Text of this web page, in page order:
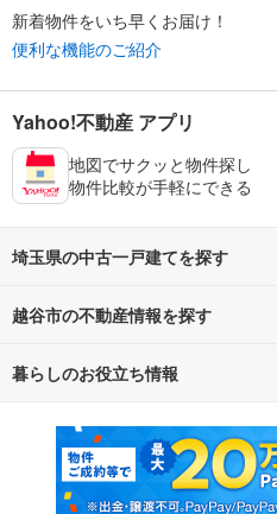
新着物件をいち早くお届け！
便利な機能のご紹介
Yahoo!不動産 アプリ
地図でサクッと物件探し
物件比較が手軽にできる
埼玉県の中古一戸建てを探す
路線・駅から探す
通勤・通学時間から探す
越谷市の不動産情報を探す
不動産・住宅
新築マンション
新築一戸建て
暮らしのお役立ち情報
マンションカタログ